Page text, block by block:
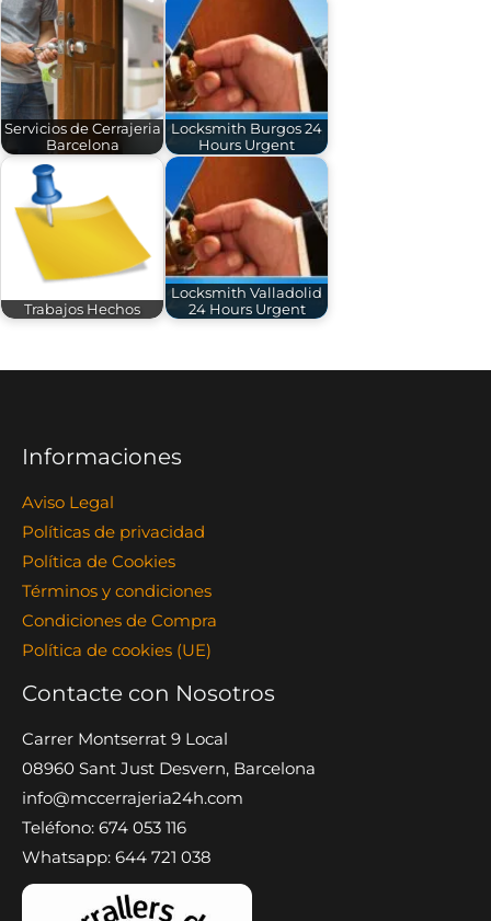
Servicios de Cerrajeria
Barcelona
Locksmith Burgos 24
Hours Urgent
Trabajos Hechos
Locksmith Valladolid
24 Hours Urgent
Informaciones
Aviso Legal
Políticas de privacidad
Política de Cookies
Términos y condiciones
Condiciones de Compra
Política de cookies (UE)
Contacte con Nosotros
Carrer Montserrat 9 Local
08960 Sant Just Desvern, Barcelona
info@mccerrajeria24h.com
Teléfono: 674 053 116
Whatsapp: 644 721 038